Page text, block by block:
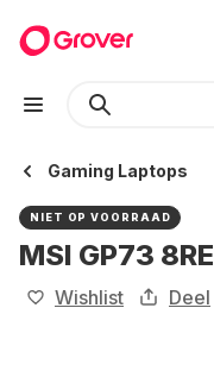
Gaming Laptops
NIET OP VOORRAAD
MSI GP73
Wishlist Deel